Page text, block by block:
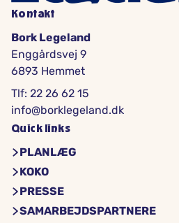
Kontakt
Bork Legeland
Enggårdsvej 9
6893 Hemmet
Tlf: 22 26 62 15
info@borklegeland.dk
Quick links
PLANLÆG
KOKO
PRESSE
SAMARBEJDSPARTNERE